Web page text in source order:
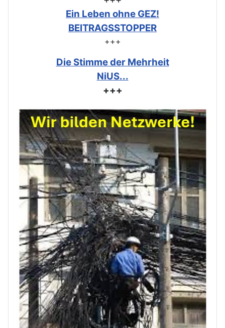
Ein Leben ohne GEZ!
BEITRAGSSTOPPER
+++
Die Stimme der Mehrheit
NiUS...
+++